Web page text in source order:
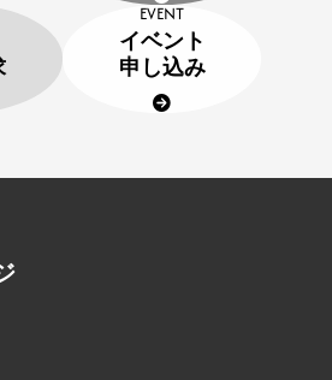
EVENT
イベント
申し込み